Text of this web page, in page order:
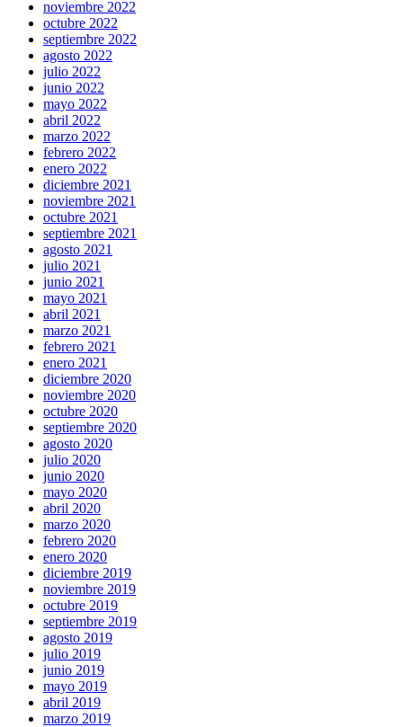
noviembre 2022
octubre 2022
septiembre 2022
agosto 2022
julio 2022
junio 2022
mayo 2022
abril 2022
marzo 2022
febrero 2022
enero 2022
diciembre 2021
noviembre 2021
octubre 2021
septiembre 2021
agosto 2021
julio 2021
junio 2021
mayo 2021
abril 2021
marzo 2021
febrero 2021
enero 2021
diciembre 2020
noviembre 2020
octubre 2020
septiembre 2020
agosto 2020
julio 2020
junio 2020
mayo 2020
abril 2020
marzo 2020
febrero 2020
enero 2020
diciembre 2019
noviembre 2019
octubre 2019
septiembre 2019
agosto 2019
julio 2019
junio 2019
mayo 2019
abril 2019
marzo 2019